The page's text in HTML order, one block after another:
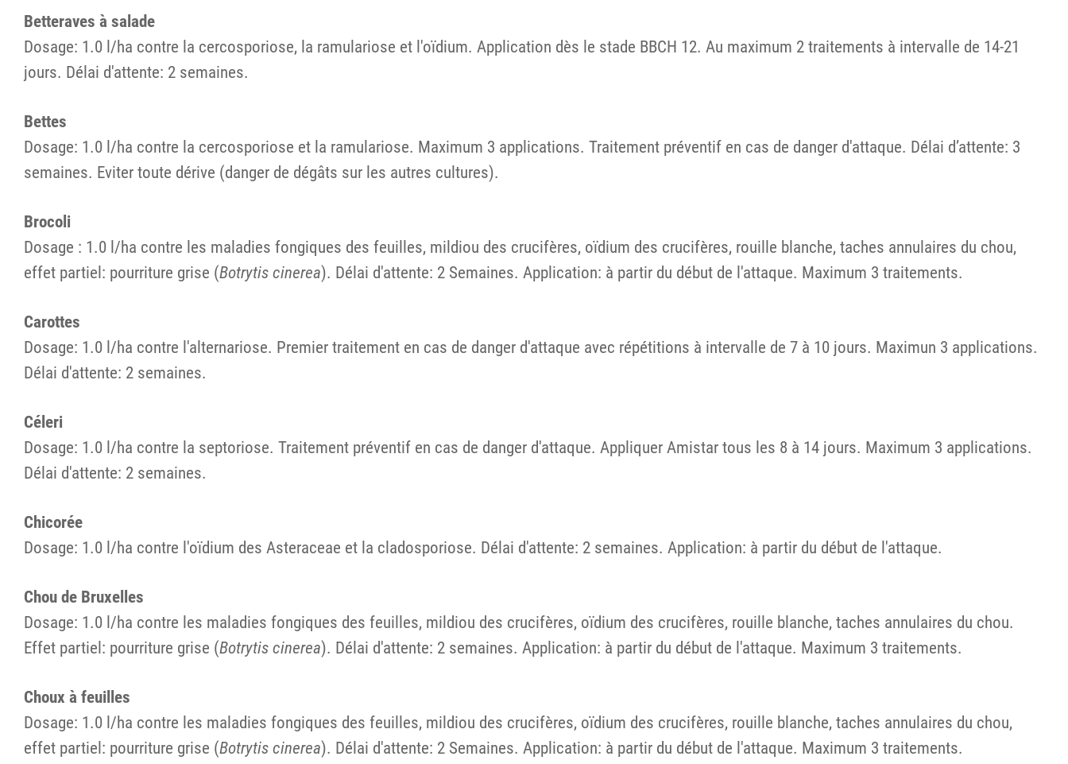
Betteraves à salade
Dosage: 1.0 l/ha contre la cercosporiose, la ramulariose et l'oïdium. Application dès le stade BBCH 12. Au maximum 2 traitements à intervalle de 14-21
jours. Délai d'attente: 2 semaines.
Bettes
Dosage: 1.0 l/ha contre la cercosporiose et la ramulariose. Maximum 3 applications. Traitement préventif en cas de danger d'attaque. Délai d’attente: 3
semaines. Eviter toute dérive (danger de dégâts sur les autres cultures).
Brocoli
Dosage : 1.0 l/ha contre les maladies fongiques des feuilles, mildiou des crucifères, oïdium des crucifères, rouille blanche, taches annulaires du chou,
effet partiel: pourriture grise (Botrytis cinerea). Délai d'attente: 2 Semaines. Application: à partir du début de l'attaque. Maximum 3 traitements.
Carottes
Dosage: 1.0 l/ha contre l'alternariose. Premier traitement en cas de danger d'attaque avec répétitions à intervalle de 7 à 10 jours. Maximun 3 applications.
Délai d'attente: 2 semaines.
Céleri
Dosage: 1.0 l/ha contre la septoriose. Traitement préventif en cas de danger d'attaque. Appliquer Amistar tous les 8 à 14 jours. Maximum 3 applications.
Délai d'attente: 2 semaines.
Chicorée
Dosage: 1.0 l/ha contre l'oïdium des Asteraceae et la cladosporiose. Délai d'attente: 2 semaines. Application: à partir du début de l'attaque.
Chou de Bruxelles
Dosage: 1.0 l/ha contre les maladies fongiques des feuilles, mildiou des crucifères, oïdium des crucifères, rouille blanche, taches annulaires du chou.
Effet partiel: pourriture grise (Botrytis cinerea). Délai d'attente: 2 semaines. Application: à partir du début de l'attaque. Maximum 3 traitements.
Choux à feuilles
Dosage: 1.0 l/ha contre les maladies fongiques des feuilles, mildiou des crucifères, oïdium des crucifères, rouille blanche, taches annulaires du chou,
effet partiel: pourriture grise (Botrytis cinerea). Délai d'attente: 2 Semaines. Application: à partir du début de l'attaque. Maximum 3 traitements.